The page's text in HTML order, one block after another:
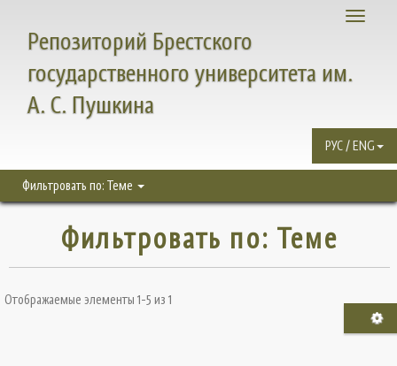
Toggle
Репозиторий Брестского
государственного университета им.
А. С. Пушкина
РУС / ENG
Фильтровать по: Теме
Фильтровать по: Теме
Отображаемые элементы 1-5 из 1